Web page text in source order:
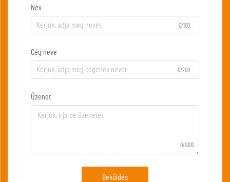
Név
0/100
Cég neve
0/200
Üzenet
0/1000
Beküldés